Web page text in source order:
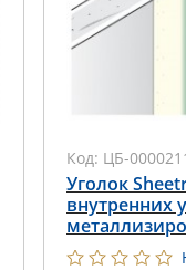
Код: ЦБ-
Уголок
внутренних
основе